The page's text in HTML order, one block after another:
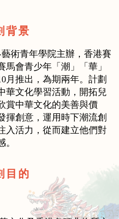
背 景
術青年學院主辦，香港賽
會青少年「潮」「華」
月推出，為期兩年。計劃
華文化學習活動，開拓兒
賞中華文化的美善與價
揮創意，運用時下潮流創
入活力，從而建立他們對
目 的